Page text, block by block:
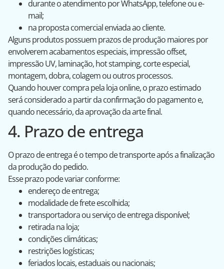
durante o atendimento por WhatsApp, telefone ou e-
mail;
na proposta comercial enviada ao cliente.
Alguns produtos possuem prazos de produção maiores por
envolverem acabamentos especiais, impressão offset,
impressão UV, laminação, hot stamping, corte especial,
montagem, dobra, colagem ou outros processos.
Quando houver compra pela loja online, o prazo estimado
será considerado a partir da confirmação do pagamento e,
quando necessário, da aprovação da arte final.
4. Prazo de entrega
O prazo de entrega é o tempo de transporte após a finalização
da produção do pedido.
Esse prazo pode variar conforme:
endereço de entrega;
modalidade de frete escolhida;
transportadora ou serviço de entrega disponível;
retirada na loja;
condições climáticas;
restrições logísticas;
feriados locais, estaduais ou nacionais;